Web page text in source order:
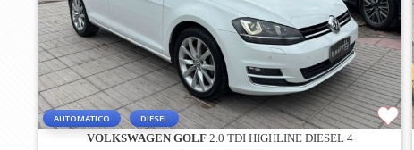
AUTOMATICO DIESEL
VOLKSWAGEN GOLF 2.0 TDI HIGHLINE DIESEL 4